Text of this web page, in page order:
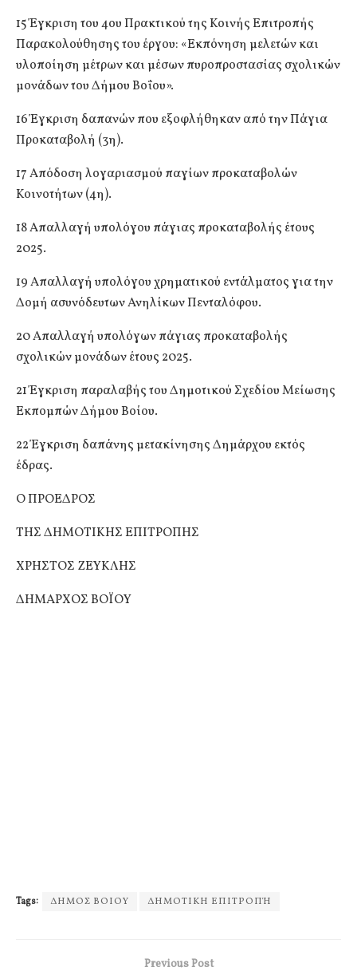
15 Έγκριση του 4ου Πρακτικού της Κοινής Επιτροπής
Παρακολούθησης του έργου: «Εκπόνηση μελετών και
υλοποίηση μέτρων και μέσων πυροπροστασίας σχολικών
μονάδων του Δήμου Βοΐου».
16 Έγκριση δαπανών που εξοφλήθηκαν από την Πάγια
Προκαταβολή (3η).
17 Απόδοση λογαριασμού παγίων προκαταβολών
Κοινοτήτων (4η).
18 Απαλλαγή υπολόγου πάγιας προκαταβολής έτους
2025.
19 Απαλλαγή υπολόγου χρηματικού εντάλματος για την
Δομή ασυνόδευτων Ανηλίκων Πενταλόφου.
20 Απαλλαγή υπολόγων πάγιας προκαταβολής
σχολικών μονάδων έτους 2025.
21 Έγκριση παραλαβής του Δημοτικού Σχεδίου Μείωσης
Εκπομπών Δήμου Βοίου.
22 Έγκριση δαπάνης μετακίνησης Δημάρχου εκτός
έδρας.
Ο ΠΡΟΕΔΡΟΣ
ΤΗΣ ΔΗΜΟΤΙΚΗΣ ΕΠΙΤΡΟΠΗΣ
ΧΡΗΣΤΟΣ ΖΕΥΚΛΗΣ
ΔΗΜΑΡΧΟΣ ΒΟΪΟΥ
Tags: ΔΗΜΟΣ ΒΟΙΟΥ ΔΗΜΟΤΙΚΗ ΕΠΙΤΡΟΠΉ
Previous Post